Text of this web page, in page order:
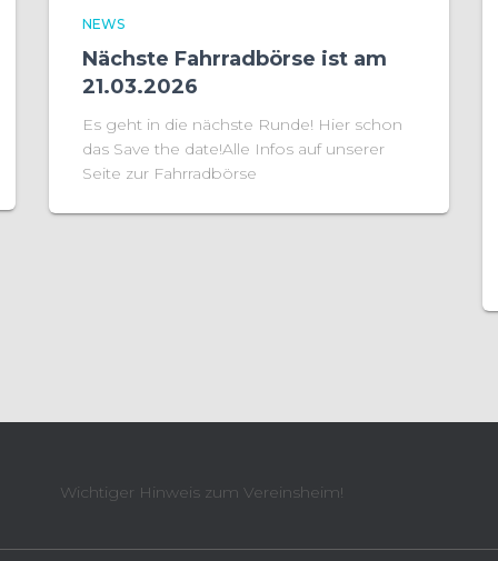
NEWS
Nächste Fahrradbörse ist am
21.03.2026
Es geht in die nächste Runde! Hier schon
das Save the date!Alle Infos auf unserer
Seite zur Fahrradbörse
Wichtiger Hinweis zum Vereinsheim!